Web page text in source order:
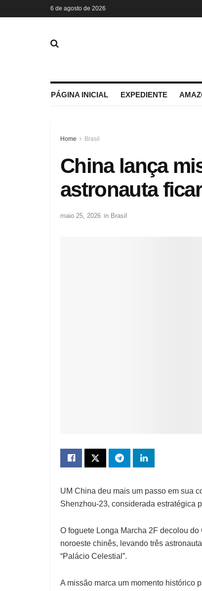
6 de agosto de 2026
PÁGINA INICIAL EXPEDIENTE
Home Brasil
China lança
astronauta
maio 25, 2026 in Brasil
UM China deu mais um passo em sua
Shenzhou-23, considerada estratégica
O foguete Longa Marcha 2F decolou
noroeste chinês, levando três
“Palácio Celestial”.
A missão marca um momento histórico